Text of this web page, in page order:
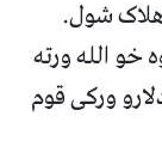
شول.
خو الله ورته
ورکی قوم